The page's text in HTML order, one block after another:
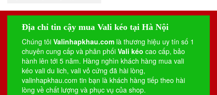
Địa chỉ tin cậy mua Vali kéo tại Hà Nội
Chúng tôi Valinhapkhau.com là thương hiệu uy tín số 1
chuyên cung cấp và phân phối Vali kéo cao cấp, bảo
hành lên tới 5 năm. Hàng nghìn khách hàng mua vali
kéo vali du lich, vali vỏ cứng đã hài lòng,
valinhapkhau.com tin bạn là khách hàng tiếp theo hài
lòng về chất lượng và phục vụ của shop.